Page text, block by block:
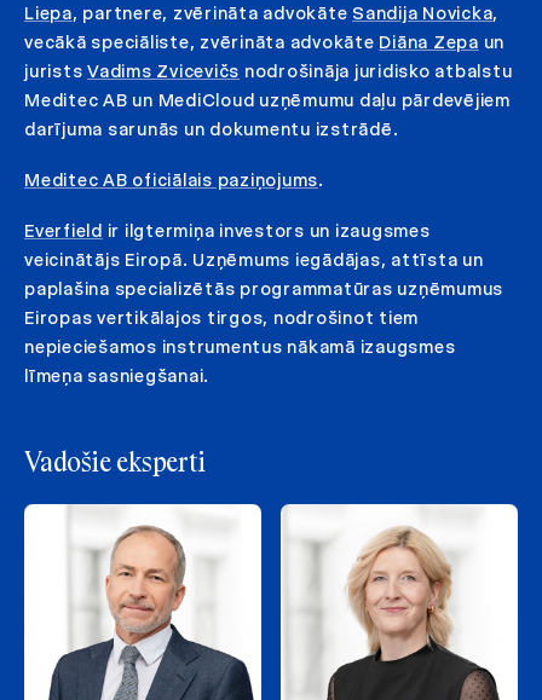
Liepa, partnere, zvērināta advokāte Sandija Novicka,
vecākā speciāliste, zvērināta advokāte Diāna Zepa un
jurists Vadims Zvicevičs nodrošināja juridisko atbalstu
Meditec AB un MediCloud uzņēmumu daļu pārdevējiem
darījuma sarunās un dokumentu izstrādē.
Meditec AB oficiālais paziņojums.
Everfield ir ilgtermiņa investors un izaugsmes
veicinātājs Eiropā. Uzņēmums iegādājas, attīsta un
paplašina specializētās programmatūras uzņēmumus
Eiropas vertikālajos tirgos, nodrošinot tiem
nepieciešamos instrumentus nākamā izaugsmes
līmeņa sasniegšanai.
Vadošie eksperti